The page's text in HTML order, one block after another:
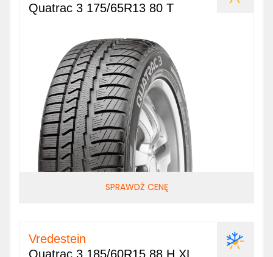
Quatrac 3 175/65R13 80 T
SPRAWDŹ CENĘ
Vredestein
Quatrac 3 185/60R15 88 H XL